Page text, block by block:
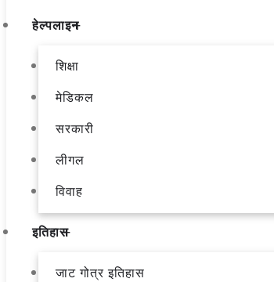
हेल्पलाइन
शिक्षा
मेडिकल
सरकारी
लीगल
विवाह
इतिहास
जाट गोत्र इतिहास